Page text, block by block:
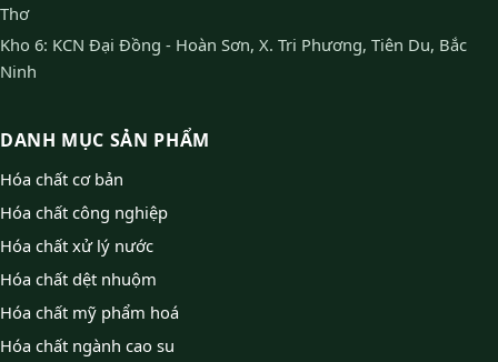
Thơ
Kho 6: KCN Đại Đồng - Hoàn Sơn, X. Tri Phương, Tiên Du, Bắc
Ninh
DANH MỤC SẢN PHẨM
Hóa chất cơ bản
Hóa chất công nghiệp
Hóa chất xử lý nước
Hóa chất dệt nhuộm
Hóa chất mỹ phẩm hoá
Hóa chất ngành cao su